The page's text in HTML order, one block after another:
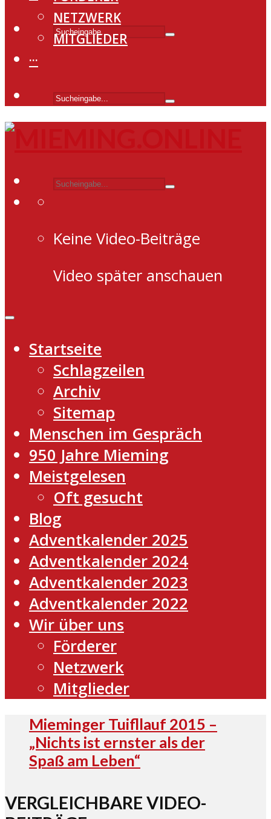
NETZWERK
MITGLIEDER
···
Keine Video-Beiträge
Video später anschauen
Startseite
Schlagzeilen
Archiv
Sitemap
Menschen im Gespräch
950 Jahre Mieming
Meistgelesen
Oft gesucht
Blog
Adventkalender 2025
Adventkalender 2024
Adventkalender 2023
Adventkalender 2022
Wir über uns
Förderer
Netzwerk
Mitglieder
Mieminger Tuifllauf 2015 –
„Nichts ist ernster als der
Spaß am Leben“
VERGLEICHBARE VIDEO-